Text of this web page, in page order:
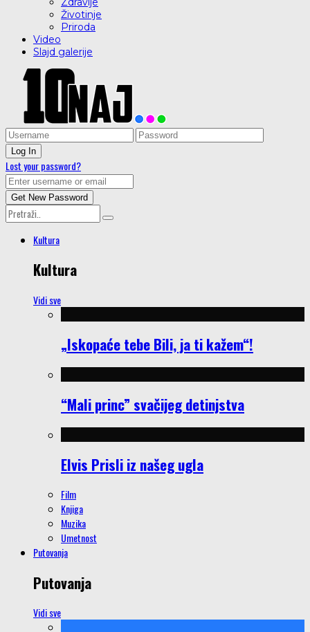
Životinje
Priroda
Video
Slajd galerije
Lost your password?
Kultura
Kultura
Vidi sve
„Iskopaće tebe Bili, ja ti kažem“!
“Mali princ” svačijeg detinjstva
Elvis Prisli iz našeg ugla
Film
Knjiga
Muzika
Umetnost
Putovanja
Putovanja
Vidi sve